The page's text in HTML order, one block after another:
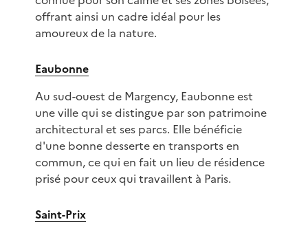
offrant ainsi un cadre idéal pour les
amoureux de la nature.
Eaubonne
Au sud-ouest de Margency, Eaubonne est
une ville qui se distingue par son patrimoine
architectural et ses parcs. Elle bénéficie
d'une bonne desserte en transports en
commun, ce qui en fait un lieu de résidence
prisé pour ceux qui travaillent à Paris.
Saint-Prix